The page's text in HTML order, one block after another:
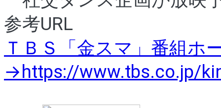
参考URL
ＴＢＳ「金スマ」番組ホ
→https://www.tbs.co.jp/